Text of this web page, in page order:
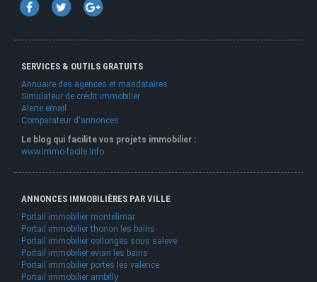
SERVICES & OUTILS GRATUITS
Annuaire des agences et mandataires
Simulateur de crédit immobilier
Alerte email
Comparateur d'annonces
Le blog qui facilite vos projets immobilier :
www.immo-facile.info
ANNONCES IMMOBILIÈRES PAR VILLE
Portail immobilier montelimar
Portail immobilier thonon les bains
Portail immobilier collonges sous saleve
Portail immobilier evian les bains
Portail immobilier portes les valence
Portail immobilier ambilly